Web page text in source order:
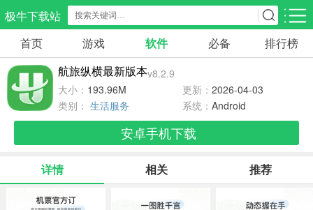
极牛下载站
应用分类 游戏分类
生活服务
297款应用
教育学习
178款应用
气象交通
84款应用
游戏辅助
475款应用
摄影美化
212款应用
社交聊天
电子图书
移动办公
首页 游戏 软件 必备 排行榜
航旅纵横最新版本v8.2.9
大小： 193.96M 更新： 2026-04-03
类别： 生活服务 系统： Android
安卓手机下载
详情 相关 推荐